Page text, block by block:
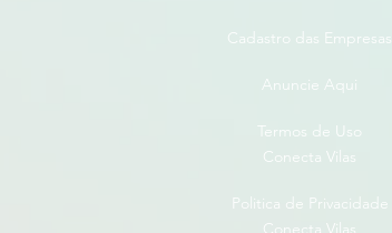
Cadastro das Empresas
Anuncie Aqui
Termos de Uso
Conecta Vilas
Politica de Privacidade
Conecta Vilas